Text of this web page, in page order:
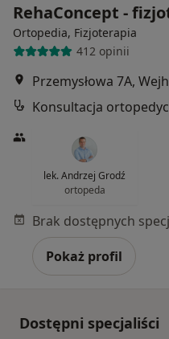
RehaConcept -
Ortopedia, Fizjoterapia
412 opinii
Przemysłowa 7A,
Konsultacja
lek. Andrzej Grodź
ortopeda
Pokaż profil
Dostępni specjaliści